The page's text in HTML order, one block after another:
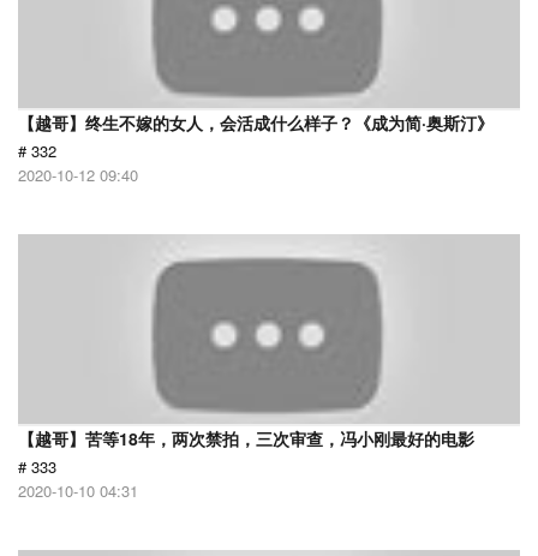
【越哥】终生不嫁的女人，会活成什么样子？《成为简·奥斯汀》
# 332
2020-10-12 09:40
【越哥】苦等18年，两次禁拍，三次审查，冯小刚最好的电影
# 333
2020-10-10 04:31